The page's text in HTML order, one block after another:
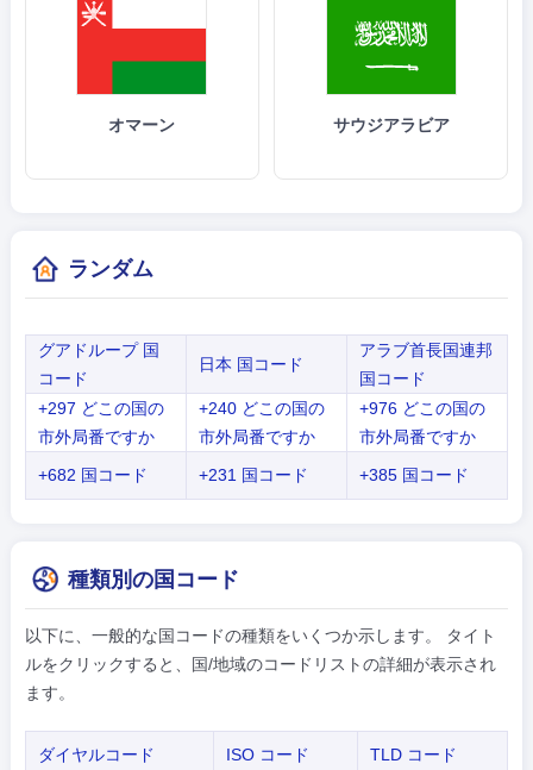
オマーン サウジアラビア
ランダム
グアドループ 国
コード
日本 国コード
アラブ首長国連邦
国コード
+297 どこの国の
市外局番ですか
+240 どこの国の
市外局番ですか
+976 どこの国の
市外局番ですか
+682 国コード
+231 国コード +385 国コード
種類別の国コード
以下に、一般的な国コードの種類をいくつか示します。 タイト
ルをクリックすると、国/地域のコードリストの詳細が表示され
ます。
ダイヤルコード ISO コード TLD コード